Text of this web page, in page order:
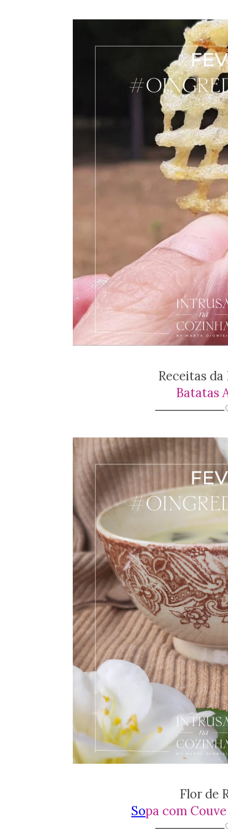
Receitas
Batatas
Flor de
Sopa com